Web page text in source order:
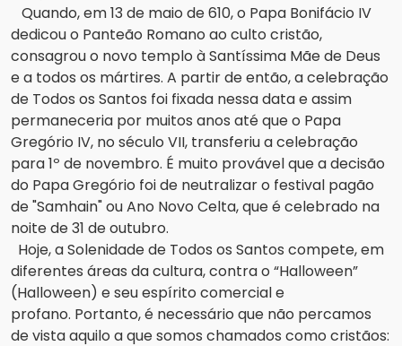
Quando, em 13 de maio de 610, o Papa Bonifácio IV
dedicou o Panteão Romano ao culto cristão,
consagrou o novo templo à Santíssima Mãe de Deus
e a todos os mártires. A partir de então, a celebração
de Todos os Santos foi fixada nessa data e assim
permaneceria por muitos anos até que o Papa
Gregório IV, no século VII, transferiu a celebração
para 1º de novembro. É muito provável que a decisão
do Papa Gregório foi de neutralizar o festival pagão
de "Samhain" ou Ano Novo Celta, que é celebrado na
noite de 31 de outubro.
Hoje, a Solenidade de Todos os Santos compete, em
diferentes áreas da cultura, contra o “Halloween”
(Halloween) e seu espírito comercial e
profano. Portanto, é necessário que não percamos
de vista aquilo a que somos chamados como cristãos: